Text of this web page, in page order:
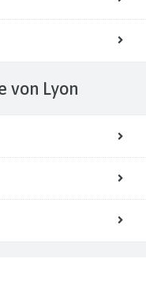
von Lyon